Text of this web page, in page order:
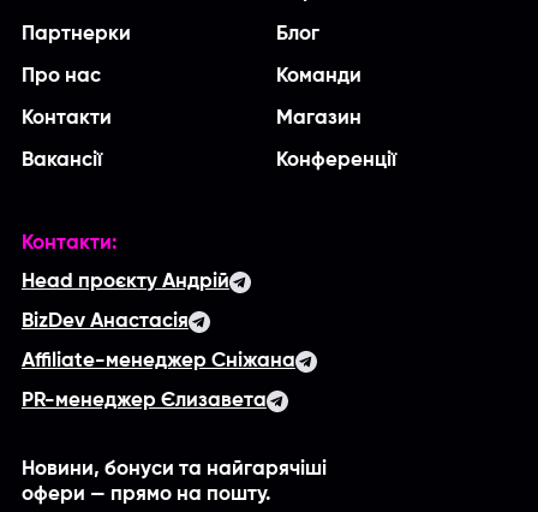
Партнерки Блог
Про нас Команди
Контакти Магазин
Вакансії Конференції
Контакти:
Head проєкту Андрій
BizDev Анастасія
Affiliate-менеджер Сніжана
PR-менеджер Єлизавета
Новини, бонуси та найгарячіші
офери — прямо на пошту.